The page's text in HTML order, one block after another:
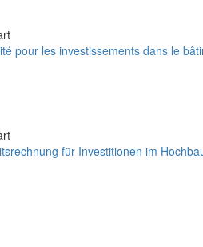
pour les investissements dans le
für Investitionen im